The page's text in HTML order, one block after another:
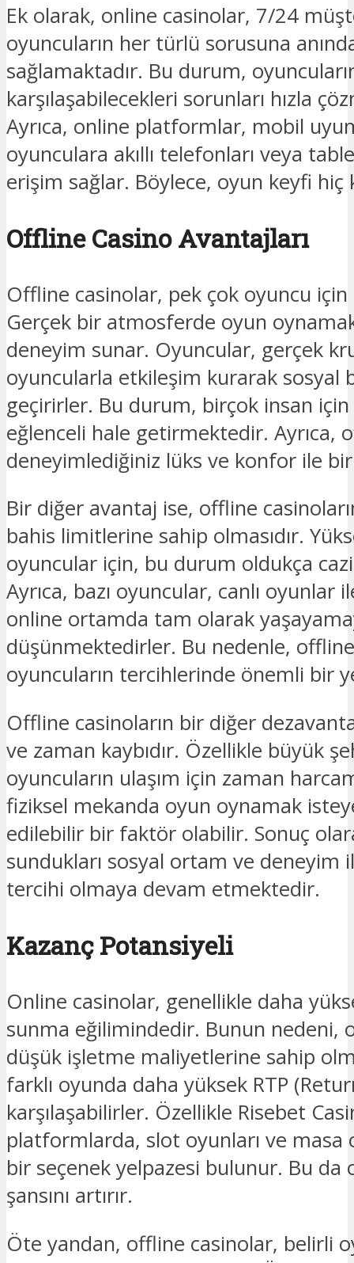
Ek olarak, online casinolar, 7/24
oyuncuların her türlü sorusuna
sağlamaktadır. Bu durum,
karşılaşabilecekleri sorunları hızla
Ayrıca, online platformlar, mobil
oyunculara akıllı telefonları veya
erişim sağlar. Böylece, oyun keyfi
Offline Casino Avantajları
Offline casinolar, pek çok oyuncu
Gerçek bir atmosferde oyun
deneyim sunar. Oyuncular, gerçek
oyuncularla etkileşim kurarak sosyal
geçirirler. Bu durum, birçok insan
eğlenceli hale getirmektedir. Ayrıca,
deneyimlediğiniz lüks ve konfor ile
Bir diğer avantaj ise, offline
bahis limitlerine sahip olmasıdır.
oyuncular için, bu durum oldukça
Ayrıca, bazı oyuncular, canlı
online ortamda tam olarak
düşünmektedirler. Bu nedenle,
oyuncuların tercihlerinde önemli bir
Offline casinoların bir diğer
ve zaman kaybıdır. Özellikle büyük
oyuncuların ulaşım için zaman
fiziksel mekanda oyun oynamak
edilebilir bir faktör olabilir. Sonuç
sundukları sosyal ortam ve deneyim
tercihi olmaya devam etmektedir.
Kazanç Potansiyeli
Online casinolar, genellikle daha
sunma eğilimindedir. Bunun nedeni,
düşük işletme maliyetlerine sahip
farklı oyunda daha yüksek RTP
karşılaşabilirler. Özellikle Risebet
platformlarda, slot oyunları ve masa
bir seçenek yelpazesi bulunur. Bu da
şansını artırır.
Öte yandan, offline casinolar, belirli